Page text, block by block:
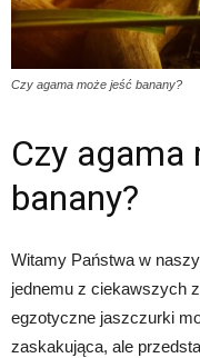
Czy agama może jeść banany?
Czy agama
banany?
Witamy Państwa w
jednemu z ciekawszych
egzotyczne jaszczurki
zaskakująca, ale